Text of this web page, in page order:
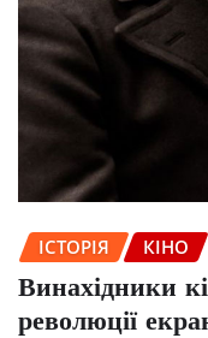
ІСТОРІЯ КІНО
Винахідники
революції